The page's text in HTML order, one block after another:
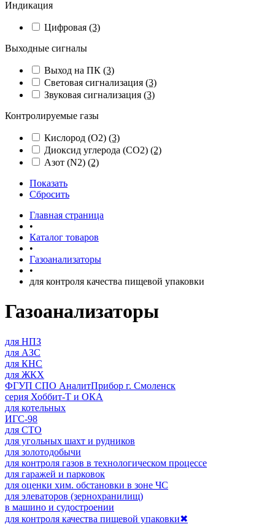
Индикация
Цифровая (3)
Выходные сигналы
Выход на ПК (3)
Световая сигнализация (3)
Звуковая сигнализация (3)
Контролируемые газы
Кислород (O2) (3)
Диоксид углерода (CO2) (2)
Азот (N2) (2)
Показать
Сбросить
Главная страница
•
Каталог товаров
•
Газоанализаторы
•
для контроля качества пищевой упаковки
Газоанализаторы
для НПЗ
для АЗС
для КНС
для ЖКХ
ФГУП СПО АналитПрибор г. Смоленск
серия Хоббит-Т и ОКА
для котельных
ИГС-98
для СТО
для угольных шахт и рудников
для золотодобычи
для контроля газов в технологическом процессе
для гаражей и парковок
для оценки хим. обстановки в зоне ЧС
для элеваторов (зернохранилищ)
в машино и судостроении
для контроля качества пищевой упаковки✖